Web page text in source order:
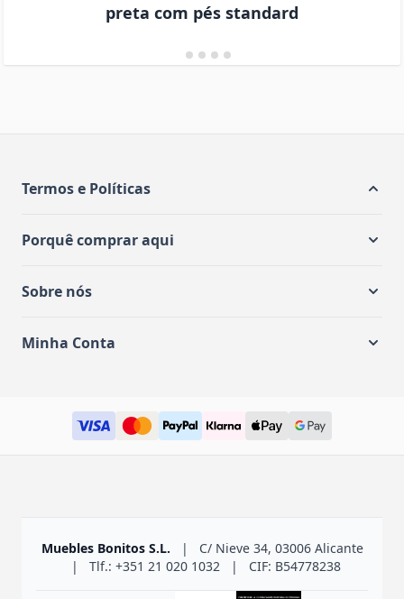
preta com pés standard
Termos e Políticas
Porquê comprar aqui
Sobre nós
Minha Conta
Muebles Bonitos S.L. |
C/ Nieve 34, 03006 Alicante
|
Tlf.: +351 21 020 1032 | CIF: B54778238